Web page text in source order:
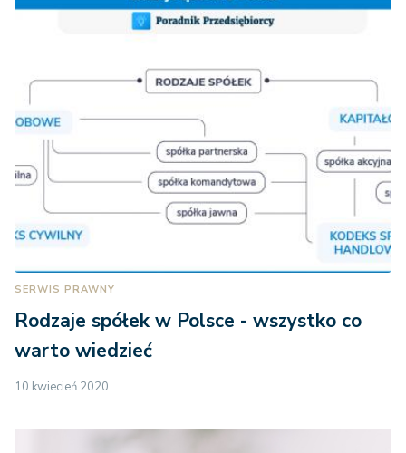
SERWIS PRAWNY
Rodzaje spółek w Polsce - wszystko co
warto wiedzieć
10 kwiecień 2020